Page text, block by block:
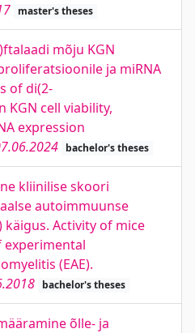
master's theses
mõju KGN
ja miRNA
of di(2-
KGN cell viability,
expression
bachelor's theses
kliinilise skoori
autoimmuunse
käigus. Activity of mice
experimental
(EAE).
bachelor's theses
õlle- ja